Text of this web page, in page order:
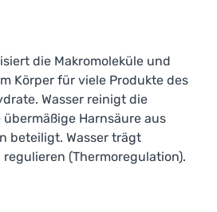
die Makromoleküle und
Körper für viele Produkte des
Wasser reinigt die
Harnsäure aus
beteiligt. Wasser trägt
(Thermoregulation).